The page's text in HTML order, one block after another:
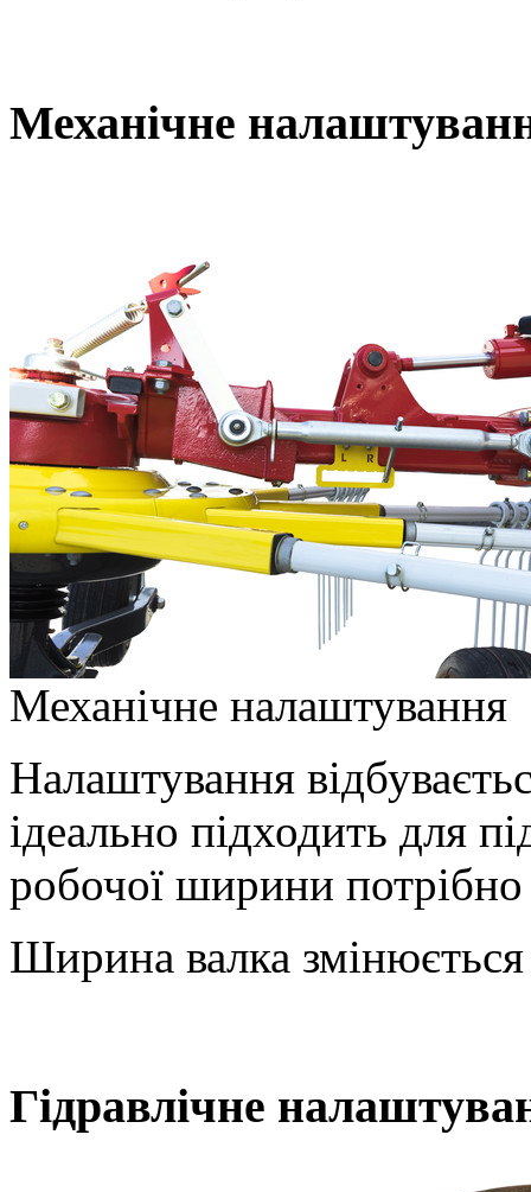
Механічне
Механічне налаштування
Налаштування
ідеально підходить для
робочої ширини потрібно
Ширина валка
Гідравлічне